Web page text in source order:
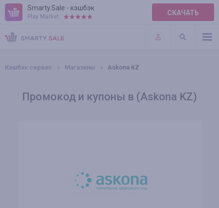
Smarty.Sale - кэшбэк
Play Market: СКАЧАТЬ
ПРАВИЛА
ПЛАГИНЫ
Кэшбэк сервис Магазины Askona KZ
Промокод и купоны в (Askona KZ)